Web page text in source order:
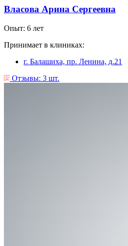
Власова Арина Сергеевна
Опыт: 6 лет
Принимает в клиниках:
г. Балашиха, пр. Ленина, д.21
Отзывы: 3 шт.